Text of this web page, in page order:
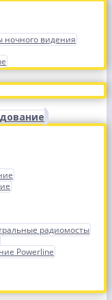
ночного видения
радиомосты
Powerline